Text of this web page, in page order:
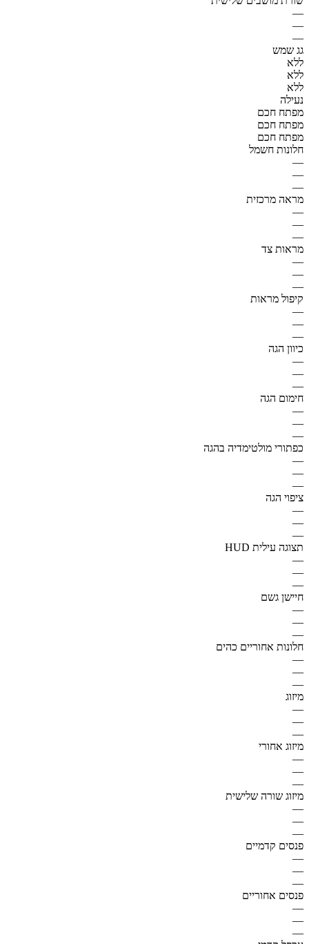
—
—
—
גג שמש
ללא
ללא
ללא
נעילה
מפתח חכם
מפתח חכם
מפתח חכם
חלונות חשמל
—
—
—
מראה מרכזית
—
—
—
מראות צד
—
—
—
קיפול מראות
—
—
—
כיוון הגה
—
—
—
חימום הגה
—
—
—
כפתורי מולטימדיה בהגה
—
—
—
ציפוי הגה
—
—
—
תצוגה עילית HUD
—
—
—
חיישן גשם
—
—
—
חלונות אחוריים כהים
—
—
—
מיזוג
—
—
—
מיזוג אחורי
—
—
—
מיזוג שורה שלישית
—
—
—
פנסים קדמיים
—
—
—
פנסים אחוריים
—
—
—